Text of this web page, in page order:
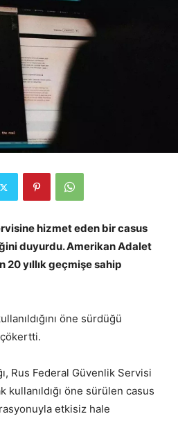
hizmet eden bir casus
duyurdu. Amerikan Adalet
20 yıllık geçmişe sahip
öne sürdüğü
çökertti.
Rus Federal Güvenlik Servisi
kullanıldığı öne sürülen casus
etkisiz hale